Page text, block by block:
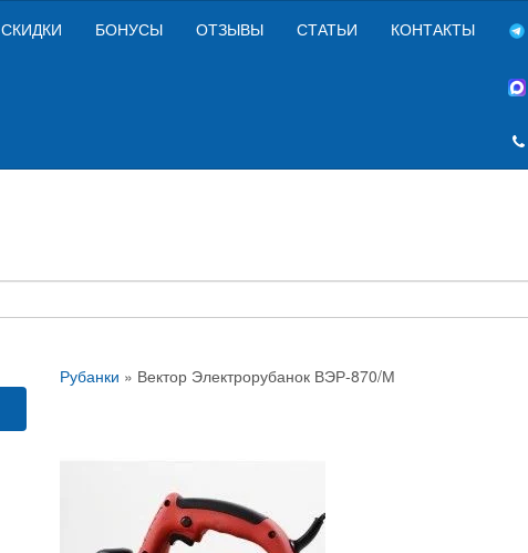
СКИДКИ БОНУСЫ ОТЗЫВЫ СТАТЬИ КОНТАКТЫ
Рубанки » Вектор Электрорубанок ВЭР-870/М